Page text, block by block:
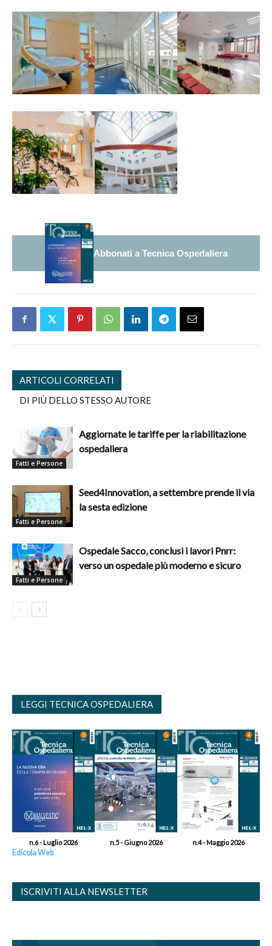
Abbonati a Tecnica Ospedaliera
ARTICOLI CORRELATI
DI PIÙ DELLO STESSO AUTORE
Fatti e Persone
Aggiornate le tariffe per la riabilitazione
ospedaliera
Fatti e Persone
Seed4Innovation, a settembre prende il via
la sesta edizione
Fatti e Persone
Ospedale Sacco, conclusi i lavori Pnrr:
verso un ospedale più moderno e sicuro
LEGGI TECNICA OSPEDALIERA
n.6 - Luglio 2026 n.5 - Giugno 2026 n.4 - Maggio 2026
Edicola Web
ISCRIVITI ALLA NEWSLETTER